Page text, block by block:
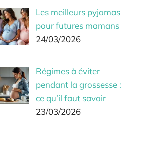
Les meilleurs pyjamas
pour futures mamans
24/03/2026
Régimes à éviter
pendant la grossesse :
ce qu’il faut savoir
23/03/2026